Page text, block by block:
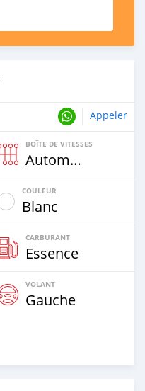
Appeler
BOÎTE DE VITESSES
Automatique
COULEUR
Blanc
CARBURANT
Essence
VOLANT
Gauche